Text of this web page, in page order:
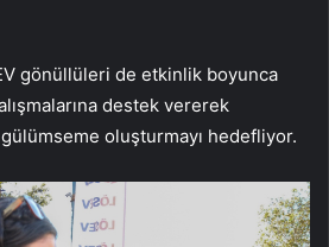
gönüllüleri de etkinlik boyunca
destek vererek
oluşturmayı hedefliyor.